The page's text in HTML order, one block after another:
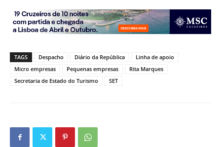
TAGS Despacho Diário da República
Linha de apoio
Micro empresas
Pequenas empresas
Rita Marques
Secretaria de Estado do Turismo
SET